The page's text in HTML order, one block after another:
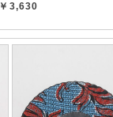
￥3,630